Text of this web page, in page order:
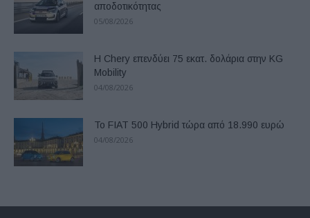
αποδοτικότητας
05/08/2026
Η Chery επενδύει 75 εκατ. δολάρια στην KG
Mobility
04/08/2026
Το FIAT 500 Hybrid τώρα από 18.990 ευρώ
04/08/2026